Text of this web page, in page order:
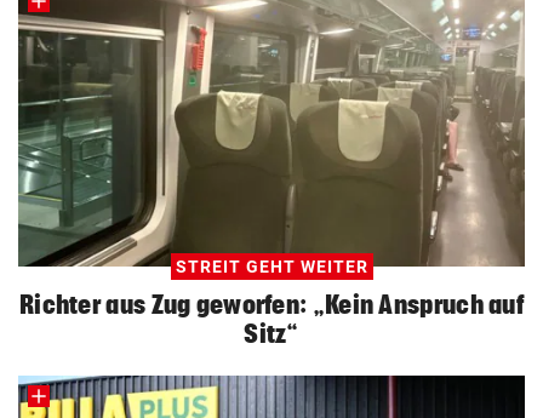
STREIT GEHT WEITER
Richter aus Zug geworfen: „Kein Anspruch auf
Sitz“